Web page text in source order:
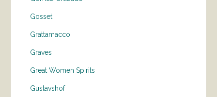
Gosset
Grattamacco
Graves
Great Women Spirits
Gustavshof